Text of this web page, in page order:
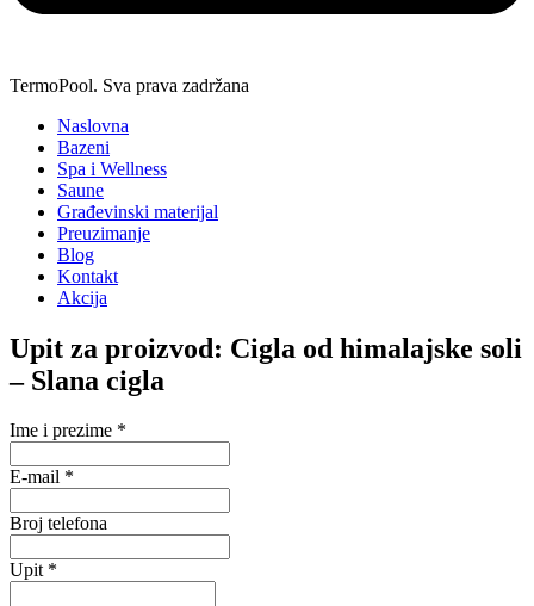
TermoPool. Sva prava zadržana
Naslovna
Bazeni
Spa i Wellness
Saune
Građevinski materijal
Preuzimanje
Blog
Kontakt
Akcija
Upit za proizvod: Cigla od himalajske soli
– Slana cigla
Ime i prezime *
E-mail *
Broj telefona
Upit *